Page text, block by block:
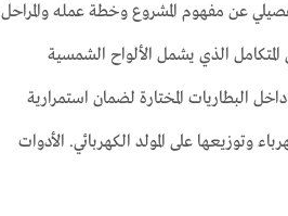
عن مفهوم المشروع وخطة عمله والمراحل
الذي يشمل الألواح الشمسية
البطاريات المختارة لضمان استمرارية
وتوزيعها على المولد الكهربائي. الأدوات